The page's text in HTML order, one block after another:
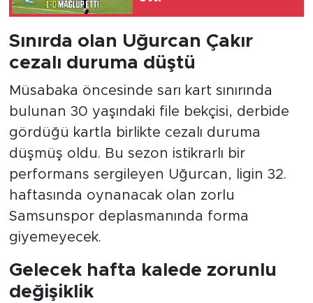
Sınırda olan Uğurcan Çakır
cezalı duruma düştü
Müsabaka öncesinde sarı kart sınırında
bulunan 30 yaşındaki file bekçisi, derbide
gördüğü kartla birlikte cezalı duruma
düşmüş oldu. Bu sezon istikrarlı bir
performans sergileyen Uğurcan, ligin 32.
haftasında oynanacak olan zorlu
Samsunspor deplasmanında forma
giyemeyecek.
Gelecek hafta kalede zorunlu
değişiklik